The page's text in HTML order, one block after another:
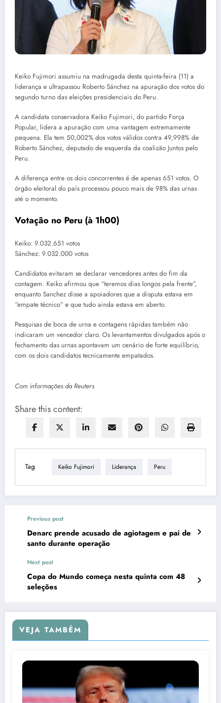
Keiko Fujimori assumiu na madrugada desta quinta-feira (11) a
liderança e ultrapassou Roberto Sánchez na apuração dos votos do
segundo turno das eleições presidenciais do Peru.
A candidata conservadora Keiko Fujimori, do partido Força
Popular, lidera a apuração com uma vantagem extremamente
pequena. Ela tem 50,002% dos votos válidos contra 49,998% de
Roberto Sánchez, deputado de esquerda da coalizão Juntos pelo
Peru.
A diferença entre os dois concorrentes é de apenas 651 votos. O
órgão eleitoral do país processou pouco mais de 98% das urnas
até o momento.
Votação no Peru (à 1h00)
Keiko: 9.032.651 votos
Sánchez: 9.032.000 votos
Candidatos evitaram se declarar vencedores antes do fim da
contagem. Keiko afirmou que “teremos dias longos pela frente”,
enquanto Sanchez disse a apoiadores que a disputa estava em
“empate técnico” e que tudo ainda estava em aberto.
Pesquisas de boca de urna e contagens rápidas também não
indicaram um vencedor claro. Os levantamentos divulgados após o
fechamento das urnas apontavam um cenário de forte equilíbrio,
com os dois candidatos tecnicamente empatados.
Com informações da Reuters
Share this content:
Tag Keiko Fujimori Liderança Peru
Previous post
Denarc prende acusado de agiotagem e pai de
santo durante operação
Next post
Copa do Mundo começa nesta quinta com 48
seleções
VEJA TAMBÉM